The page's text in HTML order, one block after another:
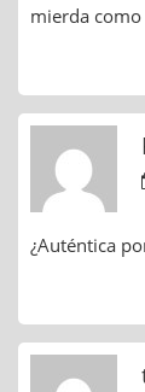
mierda
¿Auténtica